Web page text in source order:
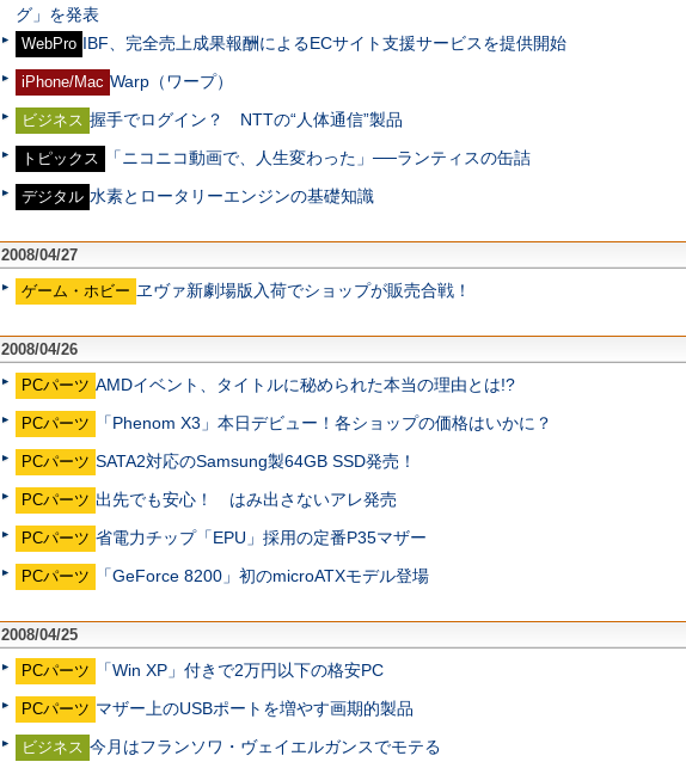
グ」を発表
WebPro IBF、完全売上成果報酬によるECサイト支援サービスを提供開始
iPhone/Mac Warp（ワープ）
ビジネス 握手でログイン？ NTTの“人体通信”製品
トピックス 「ニコニコ動画で、人生変わった」──ランティスの缶詰
デジタル 水素とロータリーエンジンの基礎知識
2008/04/27
ゲーム・ホビー ヱヴァ新劇場版入荷でショップが販売合戦！
2008/04/26
PCパーツ AMDイベント、タイトルに秘められた本当の理由とは!?
PCパーツ 「Phenom X3」本日デビュー！各ショップの価格はいかに？
PCパーツ SATA2対応のSamsung製64GB SSD発売！
PCパーツ 出先でも安心！ はみ出さないアレ発売
PCパーツ 省電力チップ「EPU」採用の定番P35マザー
PCパーツ 「GeForce 8200」初のmicroATXモデル登場
2008/04/25
PCパーツ
「Win XP」付きで2万円以下の格安PC
PCパーツ マザー上のUSBポートを増やす画期的製品
ビジネス 今月はフランソワ・ヴェイエルガンスでモテる